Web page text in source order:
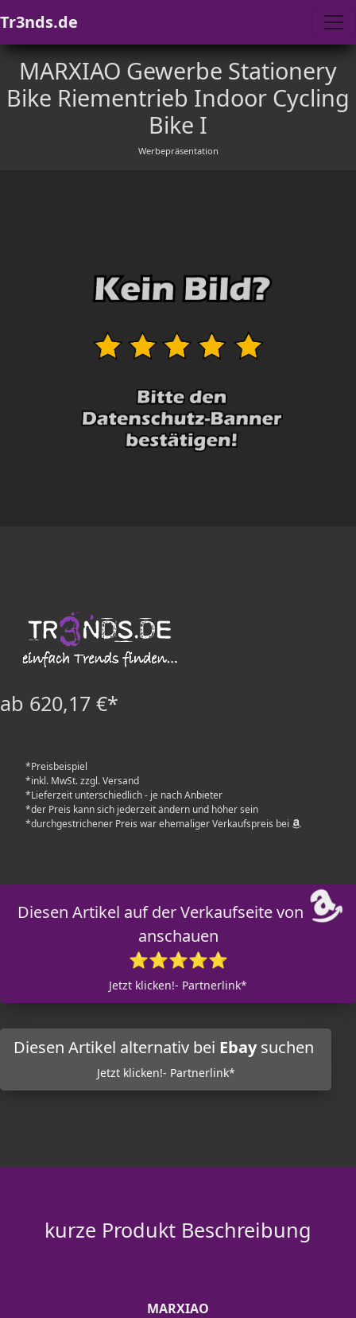
Tr3nds.de
MARXIAO Gewerbe Stationery
Bike Riementrieb Indoor Cycling
Bike I
Werbepräsentation
ab 620,17 €*
*Preisbeispiel
*inkl. MwSt. zzgl. Versand
*Lieferzeit unterschiedlich - je nach Anbieter
*der Preis kann sich jederzeit ändern und höher sein
*durchgestrichener Preis war ehemaliger Verkaufspreis bei
Diesen Artikel auf der Verkaufseite von
anschauen
⭐⭐⭐⭐⭐
Jetzt klicken!- Partnerlink*
Diesen Artikel alternativ bei Ebaysuchen
Jetzt klicken!- Partnerlink*
kurze Produkt Beschreibung
MARXIAO